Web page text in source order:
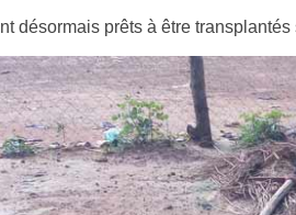
désormais prêts à être